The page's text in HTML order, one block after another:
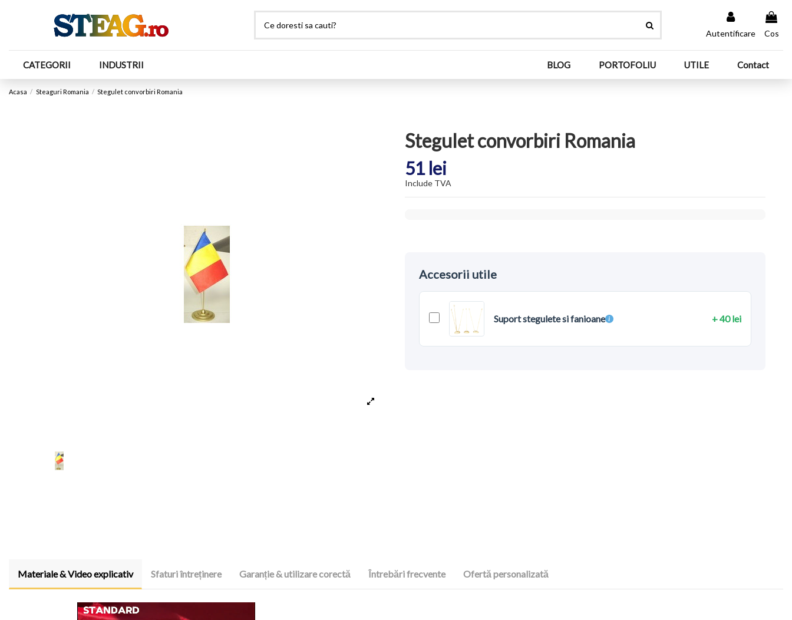
Autentificare Cos
CATEGORII INDUSTRII Contact
UTILE
PORTOFOLIU
BLOG
Acasa Steaguri Romania Stegulet convorbiri Romania
Stegulet convorbiri Romania
51 lei
Include TVA
Accesorii utile
Suport stegulete si fanioane + 40 lei
Materiale & Video explicativ Sfaturi întreținere Garanție & utilizare corectă Întrebări frecvente Ofertă personalizată